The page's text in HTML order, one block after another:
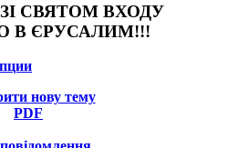
СВЯТОМ ВХОДУ
В ЄРУСАЛИМ!!!
нову тему
PDF